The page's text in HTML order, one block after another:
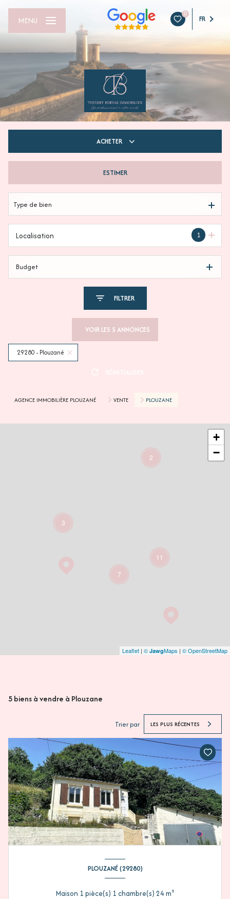
0
FR
MENU
ACHETER
Du neuf
ESTIMER
Type de bien
1
Localisation
Budget
FILTRER
VOIR LES 5 ANNONCES
29280 - Plouzané
AGENCE IMMOBILIÈRE PLOUZANÉ VENTE PLOUZANE
2
3
7
11
+
−
Leaflet | © JawgMaps | © OpenStreetMap
5biens à vendre à Plouzane
Trier par LES PLUS RÉCENTES
PLOUZANÉ (29280)
Maison 1 pièce(s) 1 chambre(s) 24 m²